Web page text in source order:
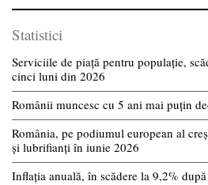
Statistici
Serviciile de piață pentru populație,
cinci luni din 2026
Românii muncesc cu 5 ani mai puțin
România, pe podiumul european al
și lubrifianți în iunie 2026
Inflația anuală, în scădere la 9,2%